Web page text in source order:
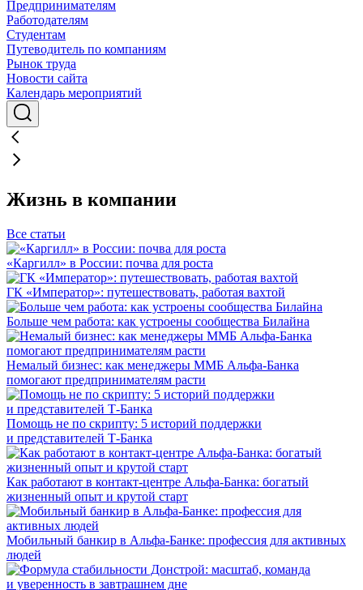
Предпринимателям
Работодателям
Студентам
Путеводитель по компаниям
Рынок труда
Новости сайта
Календарь мероприятий
Жизнь в компании
Все статьи
«Каргилл» в России: почва для роста
ГК «Император»: путешествовать, работая вахтой
Больше чем работа: как устроены сообщества Билайна
Немалый бизнес: как менеджеры ММБ Альфа-Банка
помогают предпринимателям расти
Помощь не по скрипту: 5 историй поддержки
и представителей Т-Банка
Как работают в контакт-центре Альфа-Банка: богатый
жизненный опыт и крутой старт
Мобильный банкир в Альфа-Банке: профессия для активных
людей